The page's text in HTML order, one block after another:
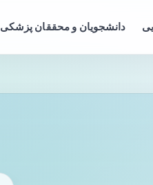
دانشجویان و محققان پزشکی